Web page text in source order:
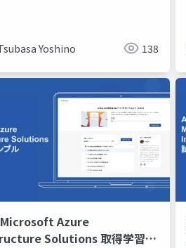
Yoshino 138
Microsoft Azure
Solutions 取得学習会